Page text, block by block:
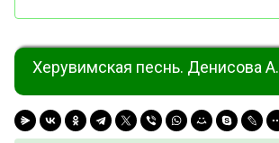
Херувимская песнь. Денисова А.